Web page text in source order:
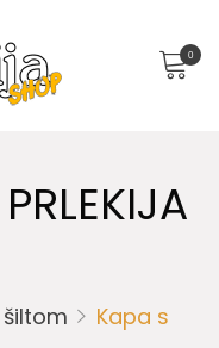
0
Kapa s